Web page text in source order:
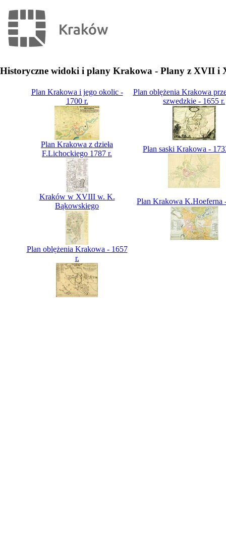
Historyczne widoki i plany Krakowa - Plany z XVII i
Plan Krakowa i jego okolic -
1700 r.
Plan oblężenia Krakowa
szwedzkie - 1655 r.
Plan Krakowa z dzieła
F.Lichockiego 1787 r.
Plan saski Krakowa -
Kraków w XVIII w. K.
Bąkowskiego
Plan Krakowa K.Hoeferna
Plan oblężenia Krakowa - 1657
r.